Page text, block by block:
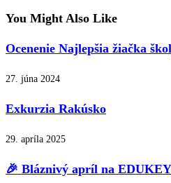
You Might Also Like
Ocenenie Najlepšia žiačka
27. júna 2024
Exkurzia Rakúsko
29. apríla 2025
🎉 Bláznivý apríl na